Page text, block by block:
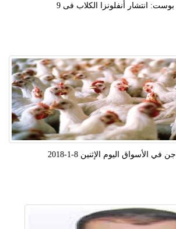
انتشار أنفلونزا الكلاب فى 9
في الأسواق اليوم الإثنين 8-1-2018